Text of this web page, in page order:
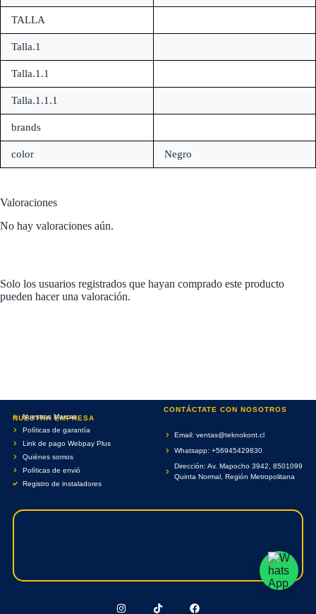
TALLA
Talla.1
Talla.1.1
Talla.1.1.1
brands
color Negro
Valoraciones
No hay valoraciones aún.
Solo los usuarios registrados que hayan comprado este producto
pueden hacer una valoración.
NUESTRA EMPRESA
Nuestras Marcas
Políticas de garantía
Link de pago Webpay Plus
Quiénes somos
Políticas de envió
Registro de instaladores
CONTÁCTATE CON NOSOTROS
Email: ventas@teknokont.cl
Whatsapp: +56945429830
Dirección: Av. Mapocho 3942, 8501099
Quinta Normal, Región Metropolitana